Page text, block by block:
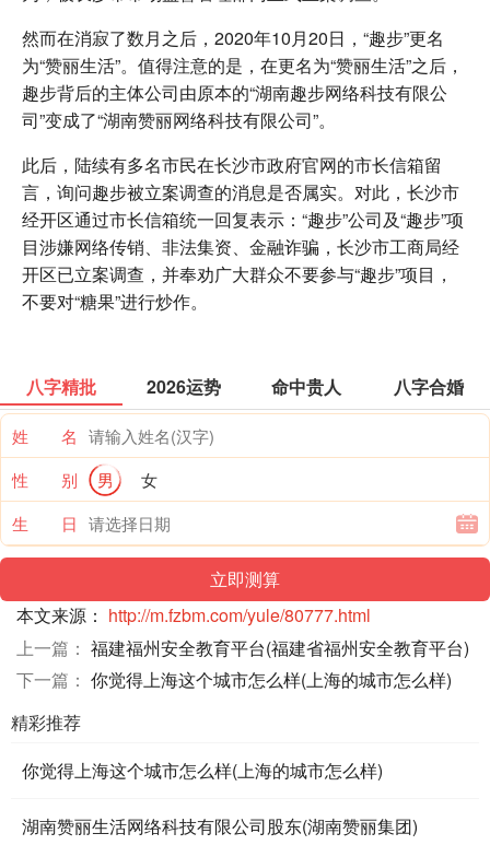
然而在消寂了数月之后，2020年10月20日，“趣步”更名
为“赞丽生活”。值得注意的是，在更名为“赞丽生活”之后，
趣步背后的主体公司由原本的“湖南趣步网络科技有限公
司”变成了“湖南赞丽网络科技有限公司”。
此后，陆续有多名市民在长沙市政府官网的市长信箱留
言，询问趣步被立案调查的消息是否属实。对此，长沙市
经开区通过市长信箱统一回复表示：“趣步”公司及“趣步”项
目涉嫌网络传销、非法集资、金融诈骗，长沙市工商局经
开区已立案调查，并奉劝广大群众不要参与“趣步”项目，
不要对“糖果”进行炒作。
八字精批 2026运势 命中贵人 八字合婚
姓 名
性 别
男
女
生 日
本文来源： http://m.fzbm.com/yule/80777.html
上一篇： 福建福州安全教育平台(福建省福州安全教育平台)
下一篇： 你觉得上海这个城市怎么样(上海的城市怎么样)
精彩推荐
你觉得上海这个城市怎么样(上海的城市怎么样)
湖南赞丽生活网络科技有限公司股东(湖南赞丽集团)